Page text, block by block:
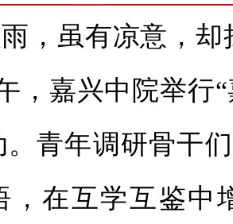
，虽有凉意，
，嘉兴中院举行
。青年调研骨干
，在互学互鉴中